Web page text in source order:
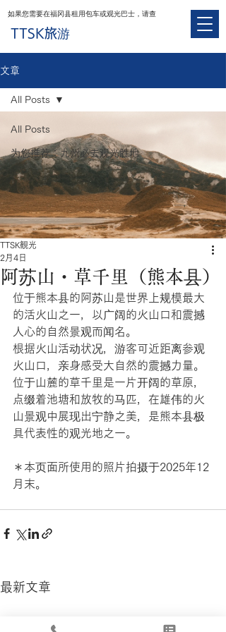
如果您需要在福冈县租用包车或观光巴士，请查
TTSK旅游
文章
All Posts
为您推荐：九州必去观光胜地
All Posts
阿苏山・草千里（熊本县）
TTSK観光
2月4日
位于熊本县的阿苏山是世界上规模最大
的活火山之一，以广阔的火山口和震撼
人心的自然景观而闻名。
根据火山活动状况，游客可近距离参观
火山口，亲身感受大自然的震撼力量。
位于山麓的草千里是一片开阔的草原，
点缀着池塘和放牧的马匹，在雄伟的火
山景观中展现出宁静之美，是熊本县极
具代表性的观光地之一。
＊本页面所使用的照片拍摄于2025年12
月末。
最新文章